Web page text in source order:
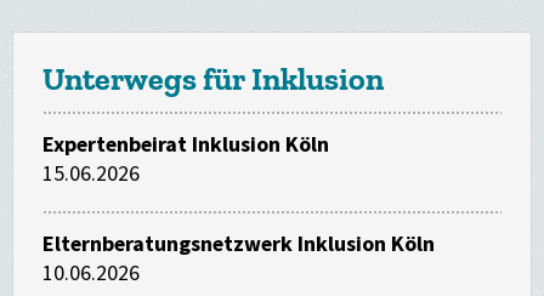
Unterwegs für Inklusion
Expertenbeirat Inklusion Köln
15.06.2026
Elternberatungsnetzwerk Inklusion Köln
10.06.2026